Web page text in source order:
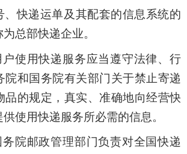
、快递运单及其配套的信息系统的
总部快递企业。
使用快递服务应当遵守法律、行
院和国务院有关部门关于禁止寄递
品的规定，真实、准确地向经营快
使用快递服务所必需的信息。
院邮政管理部门负责对全国快递